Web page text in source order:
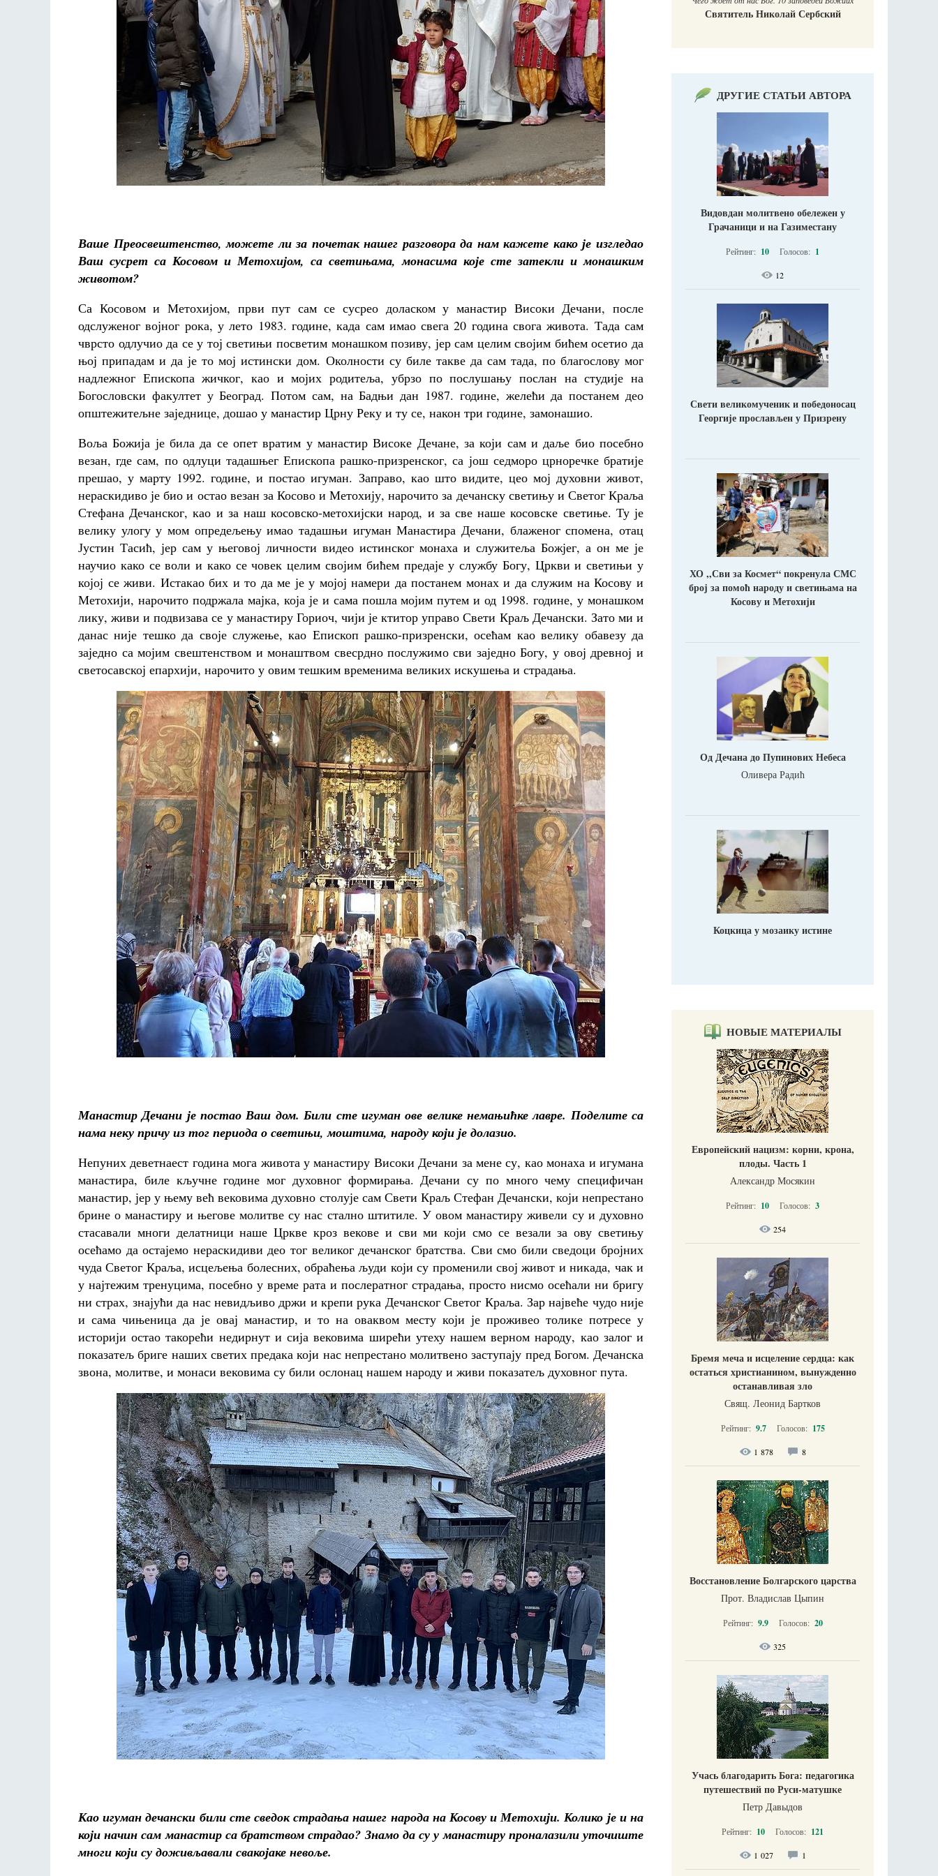
Ваше Преосвештенство, можете ли за почетак нашег разговора да нам кажете како је изгледао
Ваш сусрет са Косовом и Метохијом, са светињама, монасима које сте затекли и монашким
животом?
Са Косовом и Метохијом, први пут сам се сусрео доласком у манастир Високи Дечани, после
одслуженог војног рока, у лето 1983. године, када сам имао свега 20 година свога живота. Тада сам
чврсто одлучио да се у тој светињи посветим монашком позиву, јер сам целим својим бићем осетио да
њој припадам и да је то мој истински дом. Околности су биле такве да сам тада, по благослову мог
надлежног Епископа жичког, као и мојих родитеља, убрзо по послушању послан на студије на
Богословски факултет у Београд. Потом сам, на Бадњи дан 1987. године, желећи да постанем део
општежитељне заједнице, дошао у манастир Црну Реку и ту се, након три године, замонашио.
Воља Божија је била да се опет вратим у манастир Високе Дечане, за који сам и даље био посебно
везан, где сам, по одлуци тадашњег Епископа рашко-призренског, са још седморо црноречке братије
прешао, у марту 1992. године, и постао игуман. Заправо, као што видите, цео мој духовни живот,
нераскидиво је био и остао везан за Косово и Метохију, нарочито за дечанску светињу и Светог Краља
Стефана Дечанског, као и за наш косовско-метохијски народ, и за све наше косовске светиње. Ту је
велику улогу у мом опредељењу имао тадашњи игуман Манастира Дечани, блаженог спомена, отац
Јустин Тасић, јер сам у његовој личности видео истинског монаха и служитеља Божјег, а он ме је
научио како се воли и како се човек целим својим бићем предаје у службу Богу, Цркви и светињи у
којој се живи. Истакао бих и то да ме је у мојој намери да постанем монах и да служим на Косову и
Метохији, нарочито подржала мајка, која је и сама пошла мојим путем и од 1998. године, у монашком
лику, живи и подвизава се у манастиру Гориоч, чији је ктитор управо Свети Краљ Дечански. Зато ми и
данас није тешко да своје служење, као Епископ рашко-призренски, осећам као велику обавезу да
заједно са мојим свештенством и монаштвом свесрдно послужимо сви заједно Богу, у овој древној и
светосавској епархији, нарочито у овим тешким временима великих искушења и страдања.
Манастир Дечани је постао Ваш дом. Били сте игуман ове велике немањићке лавре. Поделите са
нама неку причу из тог периода о светињи, моштима, народу који је долазио.
Непуних деветнаест година мога живота у манастиру Високи Дечани за мене су, као монаха и игумана
манастира, биле кључне године мог духовног формирања. Дечани су по много чему специфичан
манастир, јер у њему већ вековима духовно столује сам Свети Краљ Стефан Дечански, који непрестано
брине о манастиру и његове молитве су нас стално штитиле. У овом манастиру живели су и духовно
стасавали многи делатници наше Цркве кроз векове и сви ми који смо се везали за ову светињу
осећамо да остајемо нераскидиви део тог великог дечанског братства. Сви смо били сведоци бројних
чуда Светог Краља, исцељења болесних, обраћења људи који су променили свој живот и никада, чак и
у најтежим тренуцима, посебно у време рата и послератног страдања, просто нисмо осећали ни бригу
ни страх, знајући да нас невидљиво држи и крепи рука Дечанског Светог Краља. Зар највеће чудо није
и сама чињеница да је овај манастир, и то на оваквом месту који је проживео толике потресе у
историји остао такорећи недирнут и сија вековима ширећи утеху нашем верном народу, као залог и
показатељ бриге наших светих предака који нас непрестано молитвено заступају пред Богом. Дечанска
звона, молитве, и монаси вековима су били ослонац нашем народу и живи показатељ духовног пута.
Као игуман дечански били сте сведок страдања нашег народа на Косову и Метохији. Колико је и на
који начин сам манастир са братством страдао? Знамо да су у манастиру проналазили уточиште
многи који су доживљавали свакојаке невоље.
Кирилл Мурышев Святитель Николай Сербский
ДРУГИЕ СТАТЬИ АВТОРА
Видовдан молитвено обележен у
Грачаници и на Газиместану
Рейтинг: 10 Голосов: 1
12
Свети великомученик и победоносац
Георгије прослављен у Призрену
ХО ,,Сви за Космет“ покренула СМС
број за помоћ народу и светињама на
Косову и Метохији
Од Дечана до Пупинових Небеса
Оливера Радић
Коцкица у мозаику истине
НОВЫЕ МАТЕРИАЛЫ
Европейский нацизм: корни, крона,
плоды. Часть 1
Александр Мосякин
Рейтинг: 10 Голосов: 3
254
Бремя меча и исцеление сердца: как
остаться христианином, вынужденно
останавливая зло
Свящ. Леонид Бартков
Рейтинг: 9.7 Голосов: 175
1 878 8
Восстановление Болгарского царства
Прот. Владислав Цыпин
Рейтинг: 9.9 Голосов: 20
325
Учась благодарить Бога: педагогика
путешествий по Руси-матушке
Петр Давыдов
Рейтинг: 10 Голосов: 121
1 027 1